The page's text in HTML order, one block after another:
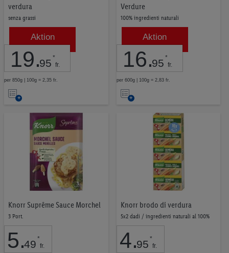
verdura
senza grassi
Aktion
19.95 *
fr.
per 850g | 100g = 2,35 fr.
Nell’elenco
Verdure
100% ingredienti naturali
Aktion
16.95 *
fr.
per 600g | 100g = 2,83 fr.
Nell’elenco
Knorr Suprême Sauce Morchel
3 Port.
5.49 *
fr.
Knorr brodo di verdura
5x2 dadi / ingredienti naturali al 100%
4.95 *
fr.
Knorr
14
Harvest Basket